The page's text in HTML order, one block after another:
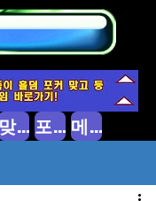
맞고 소개 포커 소개 메인으로